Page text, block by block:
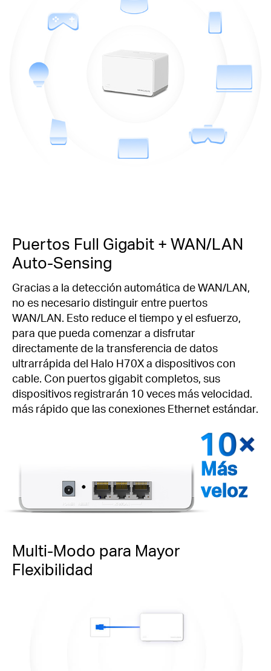
Puertos Full Gigabit + WAN/LAN
Auto-Sensing
Gracias a la detección automática de WAN/LAN,
no es necesario distinguir entre puertos
WAN/LAN. Esto reduce el tiempo y el esfuerzo,
para que pueda comenzar a disfrutar
directamente de la transferencia de datos
ultrarrápida del Halo H70X a dispositivos con
cable. Con puertos gigabit completos, sus
dispositivos registrarán 10 veces más velocidad.
más rápido que las conexiones Ethernet estándar.
Más
veloz
Multi-Modo para Mayor
Flexibilidad